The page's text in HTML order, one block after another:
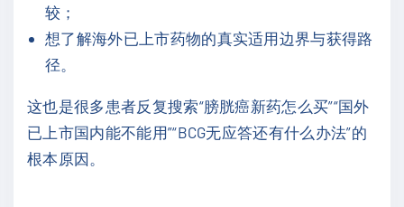
较；
想了解海外已上市药物的真实适用边界与获得路
径。
这也是很多患者反复搜索“膀胱癌新药怎么买”“国外
已上市国内能不能用”“BCG无应答还有什么办法”的
根本原因。